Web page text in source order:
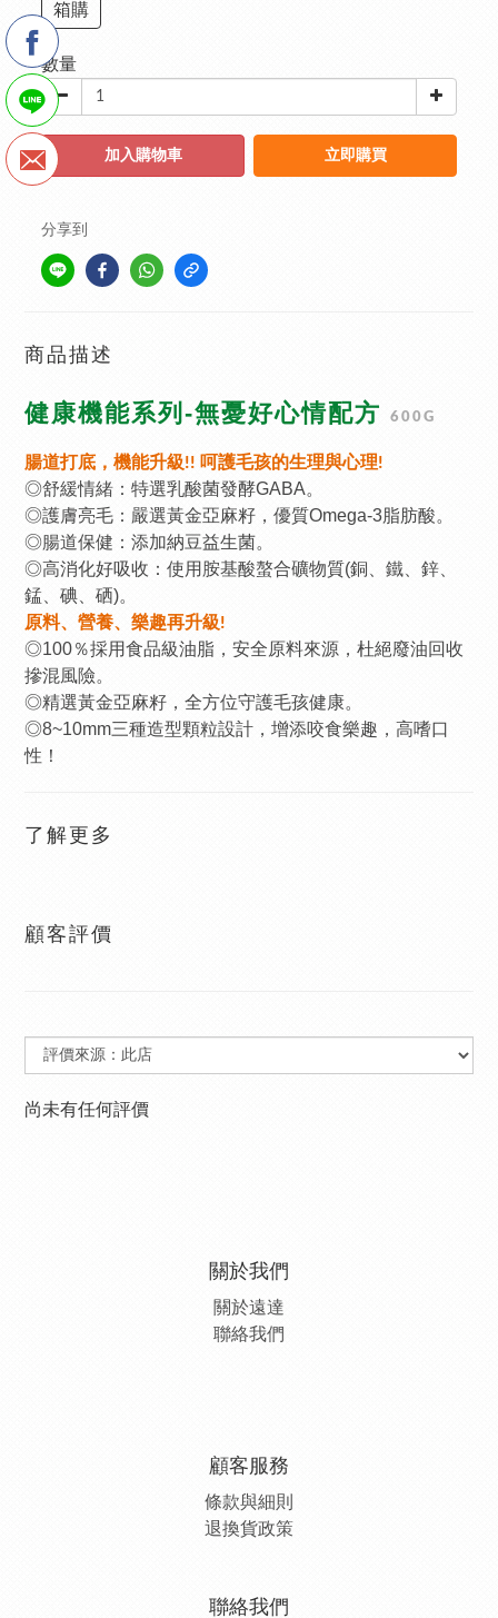
箱購
數量
加入購物車 立即購買
分享到
商品描述
健康機能系列-無憂好心情配方 600G
腸道打底，機能升級!! 呵護毛孩的生理與心理!
◎舒緩情緒：特選乳酸菌發酵GABA。
◎護膚亮毛：嚴選黃金亞麻籽，優質Omega-3脂肪酸。
◎腸道保健：添加納豆益生菌。
◎高消化好吸收：使用胺基酸螯合礦物質(銅、鐵、鋅、
錳、碘、硒)。
原料、營養、樂趣再升級!
◎100％採用食品級油脂，安全原料來源，杜絕廢油回收
摻混風險。
◎精選黃金亞麻籽，全方位守護毛孩健康。
◎8~10mm三種造型顆粒設計，增添咬食樂趣，高嗜口
性！
了解更多
顧客評價
尚未有任何評價
關於我們
關於遠達
聯絡我們
顧客服務
條款與細則
退換貨政策
聯絡我們